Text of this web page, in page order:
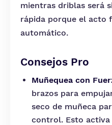
mientras driblas será
rápida porque el acto
automático.
Consejos Pro
Muñequea con
brazos para
seco de muñeca
control. Esto activa